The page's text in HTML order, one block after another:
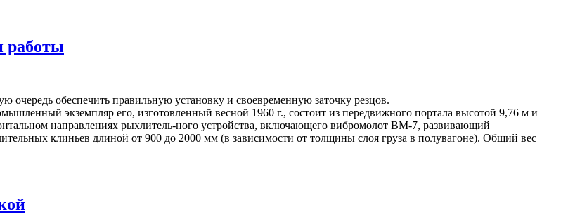
работы
обеспечить правильную установку и своевременную заточку резцов.
экземпляр его, изготовленный весной 1960 г., состоит из передвижного портала высотой 9,76 м и
направлениях рыхлитель-ного устройства, включающего вибромолот ВМ-7, развивающий
клиньев длиной от 900 до 2000 мм (в зависимости от толщины слоя груза в полувагоне). Общий вес